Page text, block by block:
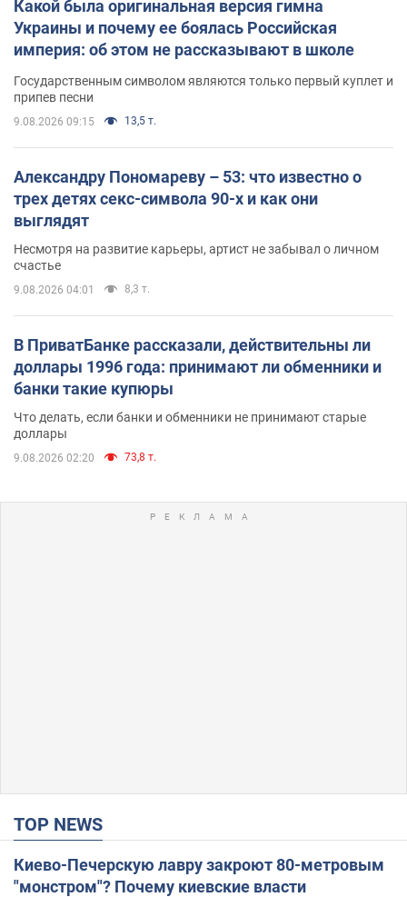
Какой была оригинальная версия гимна
Украины и почему ее боялась Российская
империя: об этом не рассказывают в школе
Государственным символом являются только первый куплет и
припев песни
9.08.2026 09:15 13,5 т.
Александру Пономареву – 53: что известно о
трех детях секс-символа 90-х и как они
выглядят
Несмотря на развитие карьеры, артист не забывал о личном
счастье
9.08.2026 04:01 8,3 т.
В ПриватБанке рассказали, действительны ли
доллары 1996 года: принимают ли обменники и
банки такие купюры
Что делать, если банки и обменники не принимают старые
доллары
9.08.2026 02:20 73,8 т.
TOP NEWS
Киево-Печерскую лавру закроют 80-метровым
"монстром"? Почему киевские власти